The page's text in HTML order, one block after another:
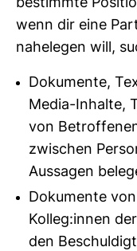
bestimmte
wenn dir eine
nahe­legen will,
Dokumente,
Media-Inhalte,
von
zwischen
Aussagen
Dokumente
Kolleg:innen
den